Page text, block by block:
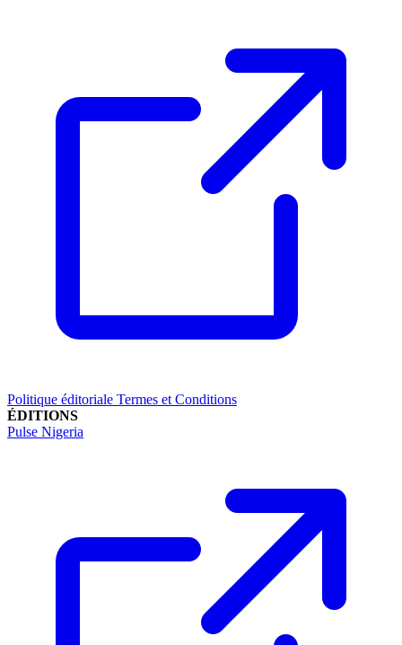
Politique éditoriale Termes et Conditions
ÉDITIONS
Pulse Nigeria